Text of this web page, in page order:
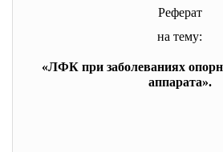
Реферат
на тему:
«ЛФК при заболеваниях
аппарата».